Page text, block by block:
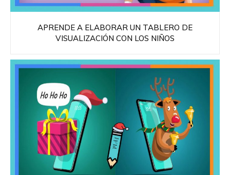
APRENDE A ELABORAR UN TABLERO DE
VISUALIZACIÓN CON LOS NIÑOS